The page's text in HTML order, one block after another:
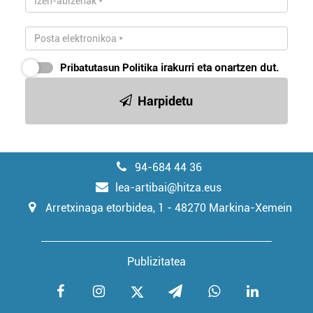
Pribatutasun Politika irakurri eta onartzen dut.
Harpidetu
94-684 44 36
lea-artibai@hitza.eus
Arretxinaga etorbidea, 1 - 48270 Markina-Xemein
Publizitatea